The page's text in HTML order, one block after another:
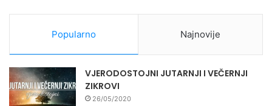
Popularno Najnovije
VJERODOSTOJNI JUTARNJI I VEČERNJI
ZIKROVI
26/05/2020